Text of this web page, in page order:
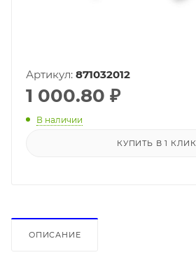
Артикул: 871032012
1 000.80 ₽
В наличии
КУПИТЬ В 1 КЛИК
ОПИСАНИЕ